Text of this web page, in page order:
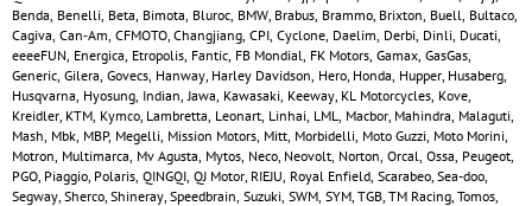
Benda, Benelli, Beta, Bimota, Bluroc, BMW, Brabus, Brammo, Brixton, Buell, Bultaco,
Cagiva, Can‑Am, CFMOTO, Changjiang, CPI, Cyclone, Daelim, Derbi, Dinli, Ducati,
eeeeFUN, Energica, Etropolis, Fantic, FB Mondial, FK Motors, Gamax, GasGas,
Generic, Gilera, Govecs, Hanway, Harley Davidson, Hero, Honda, Hupper, Husaberg,
Husqvarna, Hyosung, Indian, Jawa, Kawasaki, Keeway, KL Motorcycles, Kove,
Kreidler, KTM, Kymco, Lambretta, Leonart, Linhai, LML, Macbor, Mahindra, Malaguti,
Mash, Mbk, MBP, Megelli, Mission Motors, Mitt, Morbidelli, Moto Guzzi, Moto Morini,
Motron, Multimarca, Mv Agusta, Mytos, Neco, Neovolt, Norton, Orcal, Ossa, Peugeot,
PGO, Piaggio, Polaris, QINGQI, QJ Motor, RIEJU, Royal Enfield, Scarabeo, Sea-doo,
Segway, Sherco, Shineray, Speedbrain, Suzuki, SWM, SYM, TGB, TM Racing, Tomos,